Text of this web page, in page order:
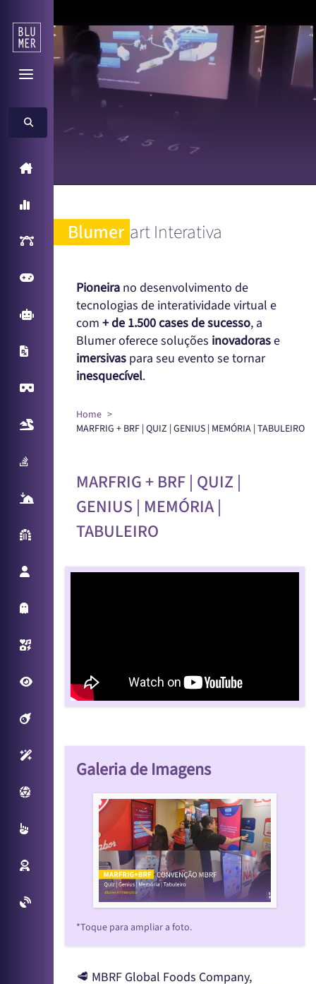
Inteligência Artificial
Games
Arcade Games
Realidade Aumentada
React Table
Parede Reativa
Promotora Virtual
Fantastic View
Plataforma Virtual
Multitouch
Reconhecimento Facial
Projetos Especiais
Blumer art Interativa
Pioneira no desenvolvimento de
tecnologias de interatividade virtual e
com + de 1.500 cases de sucesso, a
Blumer oferece soluções inovadorase
imersivas para seu evento se tornar
inesquecível.
Home
MARFRIG + BRF | QUIZ | GENIUS | MEMÓRIA | TABULEIRO
MARFRIG + BRF | QUIZ |
GENIUS | MEMÓRIA |
TABULEIRO
Galeria de Imagens
*Toque para ampliar a foto.
🥩 MBRF Global Foods Company,